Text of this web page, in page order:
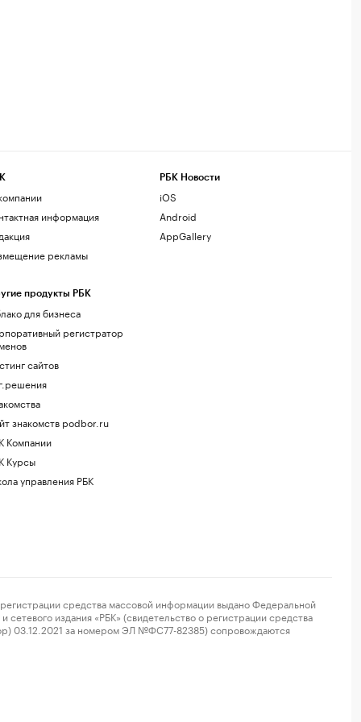
информация
рекламы
продукты РБК
для бизнеса
регистратор
сайтов
знакомств podbor.ru
Компании
Курсы
управления РБК
РБК Новости
iOS
Android
AppGallery
средства массовой информации выдано Федеральной
издания «РБК» (свидетельство о регистрации средства
03.12.2021 за номером ЭЛ №ФС77-82385) сопровождаются